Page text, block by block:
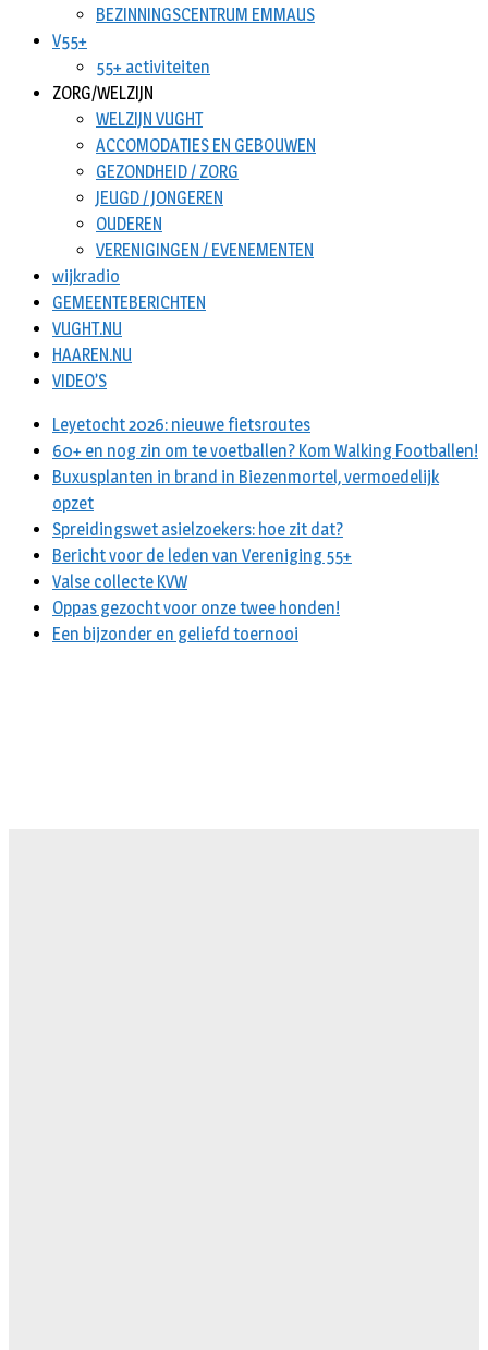
BEZINNINGSCENTRUM EMMAUS
V55+
55+ activiteiten
ZORG/WELZIJN
WELZIJN VUGHT
ACCOMODATIES EN GEBOUWEN
GEZONDHEID / ZORG
JEUGD / JONGEREN
OUDEREN
VERENIGINGEN / EVENEMENTEN
wijkradio
GEMEENTEBERICHTEN
VUGHT.NU
HAAREN.NU
VIDEO’S
Leyetocht 2026: nieuwe fietsroutes
60+ en nog zin om te voetballen? Kom Walking Footballen!
Buxusplanten in brand in Biezenmortel, vermoedelijk
opzet
Spreidingswet asielzoekers: hoe zit dat?
Bericht voor de leden van Vereniging 55+
Valse collecte KVW
Oppas gezocht voor onze twee honden!
Een bijzonder en geliefd toernooi